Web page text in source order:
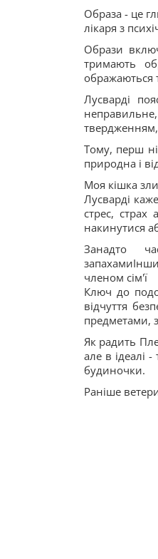
Образа - це
лікаря з
Образи
тримають
ображаються
Лусварді
твердженням,
Тому, перш
природна і
Моя кішка
Лусварді
стрес,
накинутися
Занадто
членом сім'ї
Ключ до
відчуття
предметами,
Як радить
але в ідеалі
будиночки.
Раніше